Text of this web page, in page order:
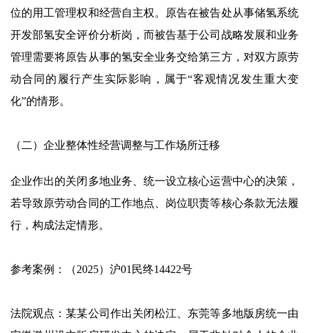
位的用工管理权和经营自主权。原告在被告处从事储氢系统
开发部氢安全评价分析岗，而被告基于公司战略发展和业务
管理需要将原告从事的氢安全业务交给第三方，对双方原劳
动合同的履行产生实际影响，属于“客观情况发生重大变
化”的情形。
（二）企业整体性经营调整与工作场所迁移
企业作出的关闭多地业务、统一设立核心运营中心的决策，
若导致原劳动合同的工作地点、岗位职责等核心条款无法履
行，构成法定情形。
参考案例：（2025）沪01民终14422号
法院观点：某某公司作出关闭松江、东莞等多地版房统一由